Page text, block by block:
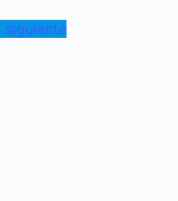
siguiente